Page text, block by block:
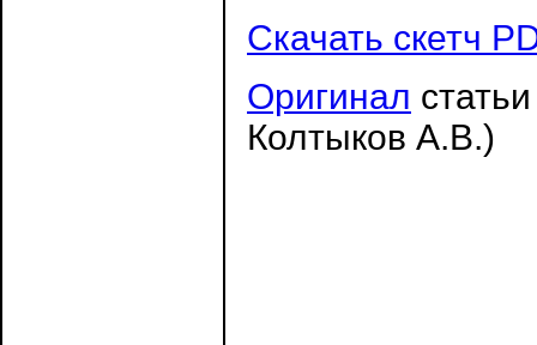
Скачать скетч
Оригинал
Колтыков А.В.)